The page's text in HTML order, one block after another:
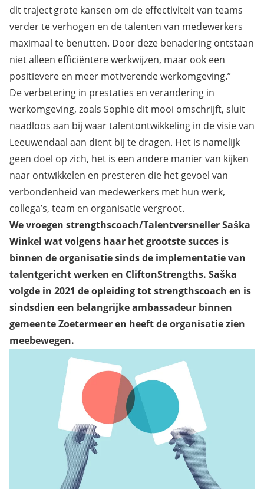
dit traject grote kansen om de effectiviteit van teams
verder te verhogen en de talenten van medewerkers
maximaal te benutten. Door deze benadering ontstaan
niet alleen efficiëntere werkwijzen, maar ook een
positievere en meer motiverende werkomgeving.”
De verbetering in prestaties en verandering in
werkomgeving, zoals Sophie dit mooi omschrijft, sluit
naadloos aan bij waar talentontwikkeling in de visie van
Leeuwendaal aan dient bij te dragen. Het is namelijk
geen doel op zich, het is een andere manier van kijken
naar ontwikkelen en presteren die het gevoel van
verbondenheid van medewerkers met hun werk,
collega’s, team en organisatie vergroot.
We vroegen strengthscoach/Talentversneller Saška
Winkel wat volgens haar het grootste succes is
binnen de organisatie sinds de implementatie van
talentgericht werken en CliftonStrengths. Saška
volgde in 2021 de opleiding tot strengthscoach en is
sindsdien een belangrijke ambassadeur binnen
gemeente Zoetermeer en heeft de organisatie zien
meebewegen.